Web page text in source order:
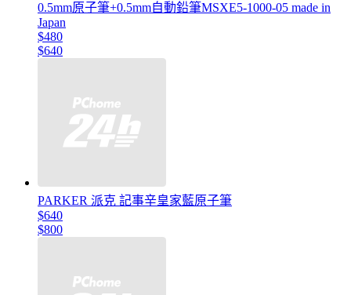
0.5mm原子筆+0.5mm自動鉛筆MSXE5-1000-05 made in
Japan
$480
$640
PARKER 派克 記事辛皇家藍原子筆
$640
$800